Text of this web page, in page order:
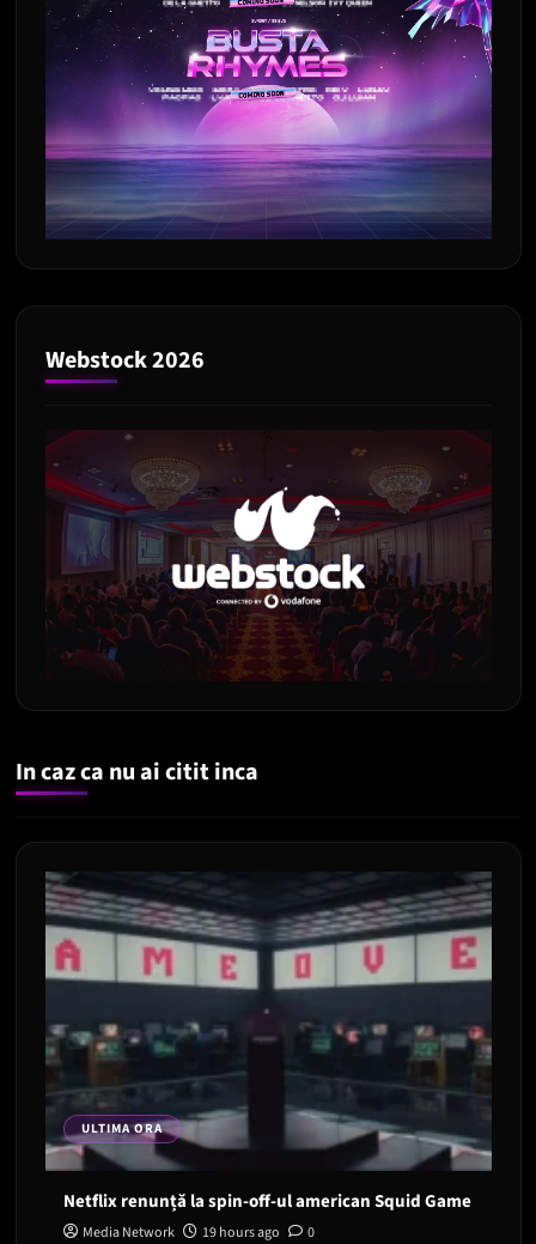
Webstock 2026
In caz ca nu ai citit inca
ULTIMA ORA
Netflix renunță la spin-off-ul american Squid Game
Media Network 19 hours ago 0